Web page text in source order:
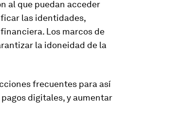
al que puedan acceder
las identidades,
Los marcos de
la idoneidad de la
frecuentes para así
digitales, y aumentar